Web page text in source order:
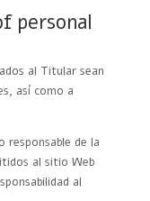
personal
al Titular sean
así como a
responsable de la
al sitio Web
al